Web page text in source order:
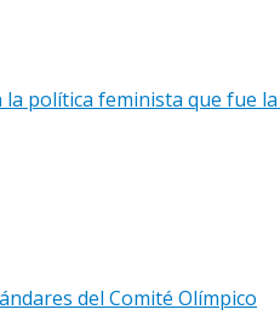
la política feminista que fue
del Comité Olímpico